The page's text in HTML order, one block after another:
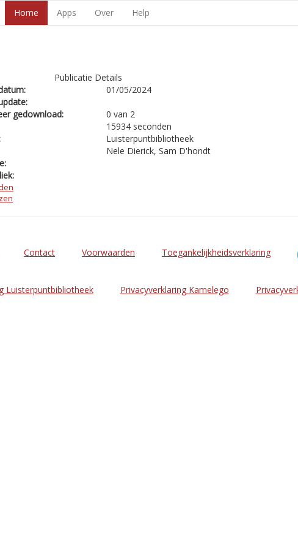
Home Apps Over Help
Publicatie Details
01/05/2024
gedownload:
0 van 2
15934 seconden
Luisterpuntbibliotheek
Nele Dierick, Sam D'hondt
Contact Voorwaarden Toegankelijkheidsverklaring
Luisterpuntbibliotheek Privacyverklaring Kamelego